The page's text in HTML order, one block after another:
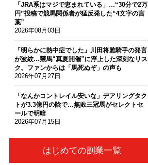
「JRA系はマジで恵まれている」…“30分で2万
円”投稿で競馬関係者が猛反発した“4文字の言
葉”
2026年08月03日
「明らかに熱中症でした」川田将雅騎手の発言
が波紋…競馬“真夏開催”に浮上した深刻なリス
ク。ファンからは「馬死ぬぞ」の声も
2026年07月27日
「なんかコントレイル安いな」デアリングタク
トが3.3億円の陰で…無敗三冠馬がセレクトセ
ールで明暗
2026年07月15日
はじめての副業一覧